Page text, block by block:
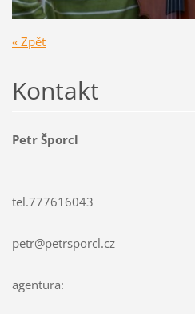
« Zpět
Kontakt
Petr Šporcl
tel.777616043
petr@petrsporcl.cz
agentura: